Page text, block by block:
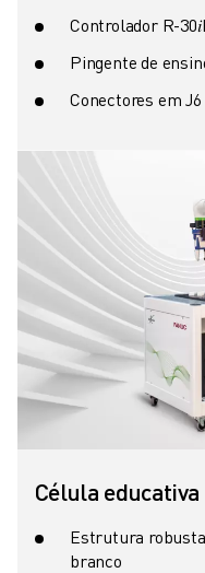
IMPRIMIR
Controlador R-
Pingente de
Conectores em
Célula educativa
Estrutura
branco